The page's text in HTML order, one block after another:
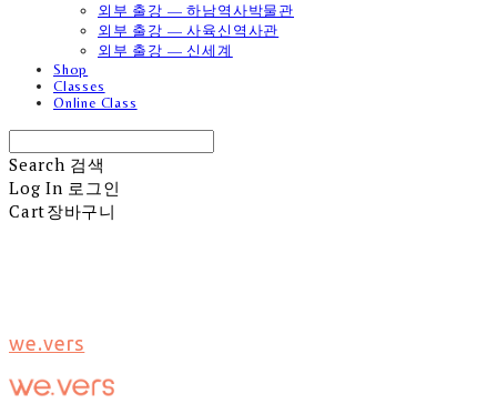
외부 출강 — 하남역사박물관
외부 출강 — 사육신역사관
외부 출강 — 신세계
Shop
Classes
Online Class
Search 검색
Log In 로그인
Cart장바구니
we.vers